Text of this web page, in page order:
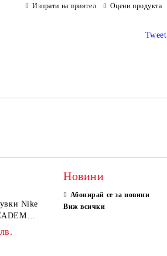
Изпрати на приятел Оцени продукта
Tweet
Nike
Новини
Абонирай се за новини
Виж всички